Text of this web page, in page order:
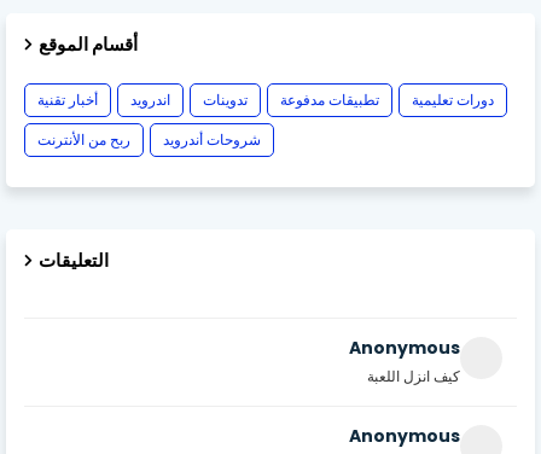
أقسام الموقع
أخبار تقنية اندرويد تدوينات تطبيقات مدفوعة
دورات تعليمية
ربح من الأنترنت
شروحات أندرويد
التعليقات
Anonymous
كيف انزل اللعبة
Anonymous